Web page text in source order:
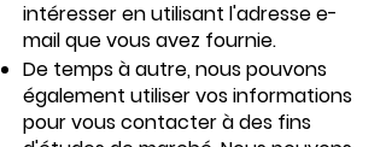
intéresser en utilisant l'adresse e-
mail que vous avez fournie.
De temps à autre, nous pouvons
également utiliser vos informations
pour vous contacter à des fins